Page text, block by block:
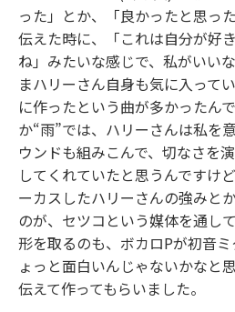
った」とか、「良かったと思っ
伝えた時に、「これは自分が好
ね」みたいな感じで、私がいい
まハリーさん自身も気に入って
に作ったという曲が多かったん
か“雨”では、ハリーさんは私を
ウンドも組みこんで、切なさを
してくれていたと思うんですけ
ーカスしたハリーさんの強みと
のが、セツコという媒体を通し
形を取るのも、ボカロPが初音
ょっと面白いんじゃないかなと
伝えて作ってもらいました。